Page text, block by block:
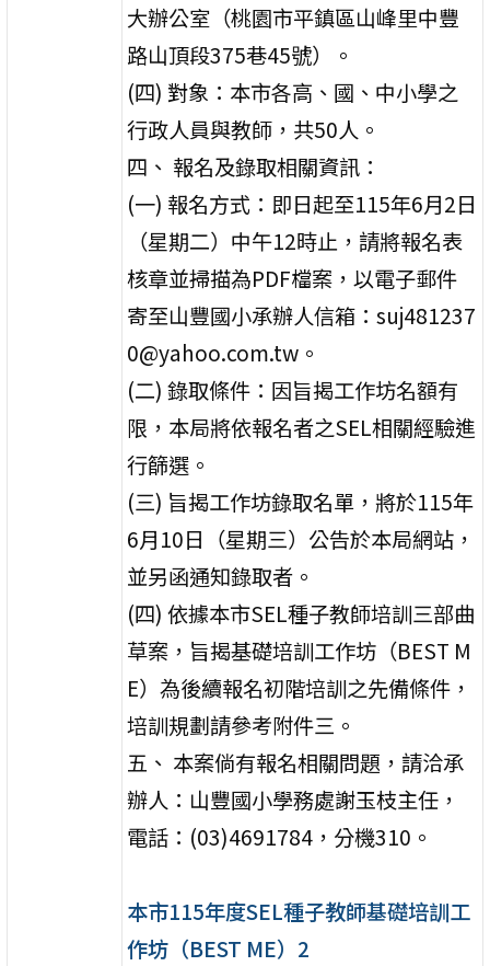
大辦公室（桃園市平鎮區山峰里中豐
路山頂段375巷45號）。
(四) 對象：本市各高、國、中小學之
行政人員與教師，共50人。
四、 報名及錄取相關資訊：
(一) 報名方式：即日起至115年6月2日
（星期二）中午12時止，請將報名表
核章並掃描為PDF檔案，以電子郵件
寄至山豐國小承辦人信箱：suj481237
0@yahoo.com.tw。
(二) 錄取條件：因旨揭工作坊名額有
限，本局將依報名者之SEL相關經驗進
行篩選。
(三) 旨揭工作坊錄取名單，將於115年
6月10日（星期三）公告於本局網站，
並另函通知錄取者。
(四) 依據本市SEL種子教師培訓三部曲
草案，旨揭基礎培訓工作坊（BEST M
E）為後續報名初階培訓之先備條件，
培訓規劃請參考附件三。
五、 本案倘有報名相關問題，請洽承
辦人：山豐國小學務處謝玉枝主任，
電話：(03)4691784，分機310。
本市115年度SEL種子教師基礎培訓工
作坊（BEST ME）2